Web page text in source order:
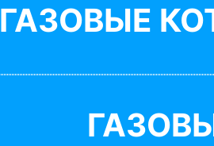
ГАЗОВЫЕ